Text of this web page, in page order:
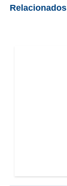
Relacionados